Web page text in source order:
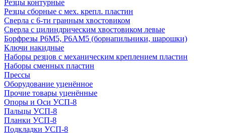
Резцы контурные
Резцы сборные с мех. крепл. пластин
Сверла с 6-ти гранным хвостовиком
Сверла с цилиндрическим хвостовиком левые
Борфрезы Р6М5, Р6АМ5 (борнапильники, шарошки)
Ключи накидные
Наборы резцов с механическим креплением пластин
Наборы сменных пластин
Прессы
Оборудование уценённое
Прочие товары уценённые
Опоры и Оси УСП-8
Пальцы УСП-8
Планки УСП-8
Подкладки УСП-8